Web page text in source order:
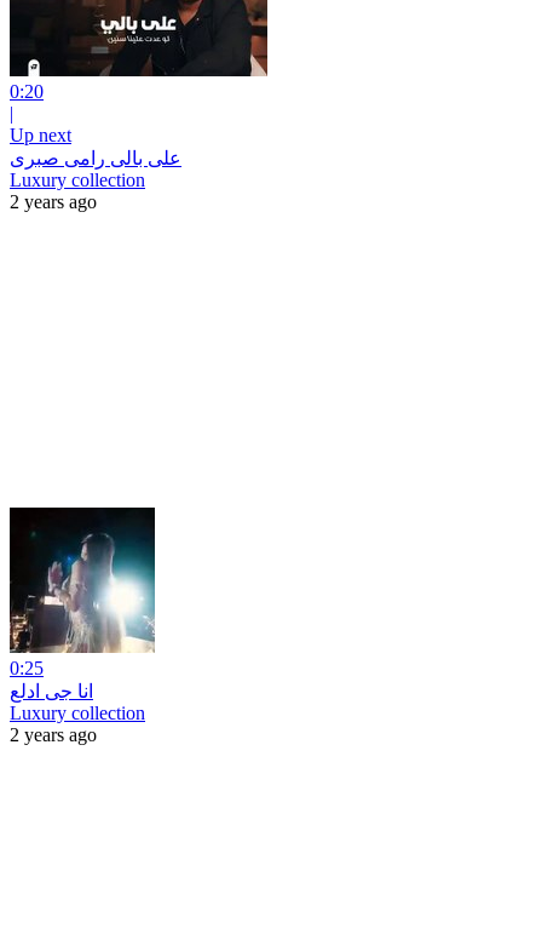
0:20
|
Up next
على بالى رامى صبرى
Luxury collection
2 years ago
0:25
انا جى ادلع
Luxury collection
2 years ago